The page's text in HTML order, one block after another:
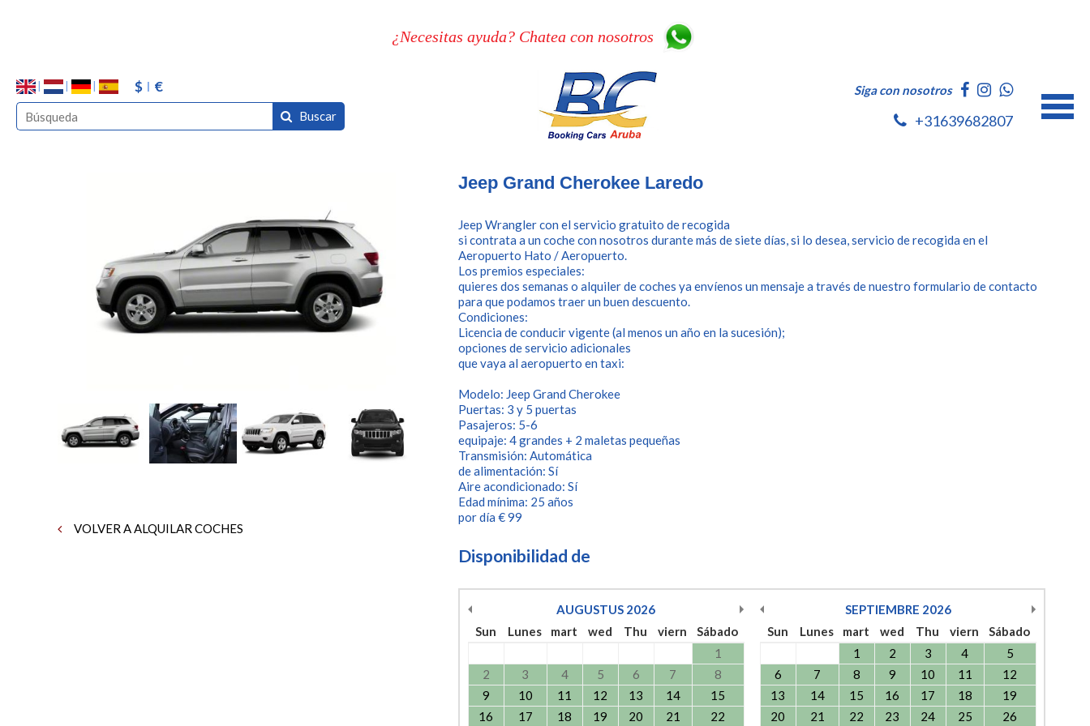
¿Necesitas ayuda? Chatea con nosotros
$ €
Buscar
Siga con nosotros
+31639682807
VOLVER A ALQUILAR COCHES
Jeep Grand Cherokee Laredo
Jeep Wrangler con el servicio gratuito de recogida
si contrata a un coche con nosotros durante más de siete días, si lo desea, servicio de recogida en el
Aeropuerto Hato / Aeropuerto.
Los premios especiales:
quieres dos semanas o alquiler de coches ya envíenos un mensaje a través de nuestro formulario de contacto
para que podamos traer un buen descuento.
Condiciones:
Licencia de conducir vigente (al menos un año en la sucesión);
opciones de servicio adicionales
que vaya al aeropuerto en taxi:
Modelo: Jeep Grand Cherokee
Puertas: 3 y 5 puertas
Pasajeros: 5-6
equipaje: 4 grandes + 2 maletas pequeñas
Transmisión: Automática
de alimentación: Sí
Aire acondicionado: Sí
Edad mínima: 25 años
por día € 99
Disponibilidad de
AUGUSTUS 2026
Sun
Lunes mart wed Thu viern
Sábado
1
2
3 4 5 6 7
8
9
10 11 12 13 14
15
16
17 18 19 20 21
22
SEPTIEMBRE 2026
Sun
Lunes mart wed Thu viern
Sábado
1
2 3 4
5
6
7 8 9 10 11
12
13
14 15 16 17 18
19
20
21 22 23 24 25
26